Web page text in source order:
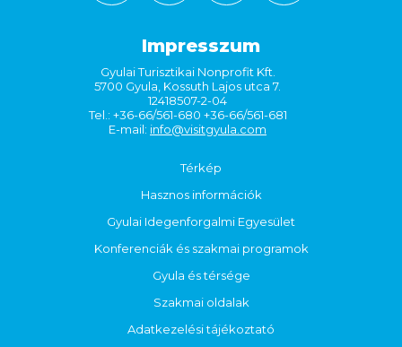
Impresszum
Gyulai Turisztikai Nonprofit Kft.
5700 Gyula, Kossuth Lajos utca 7.
12418507-2-04
Tel.: +36-66/561-680 +36-66/561-681
E-mail: info@visitgyula.com
Térkép
Hasznos információk
Gyulai Idegenforgalmi Egyesület
Konferenciák és szakmai programok
Gyula és térsége
Szakmai oldalak
Adatkezelési tájékoztató